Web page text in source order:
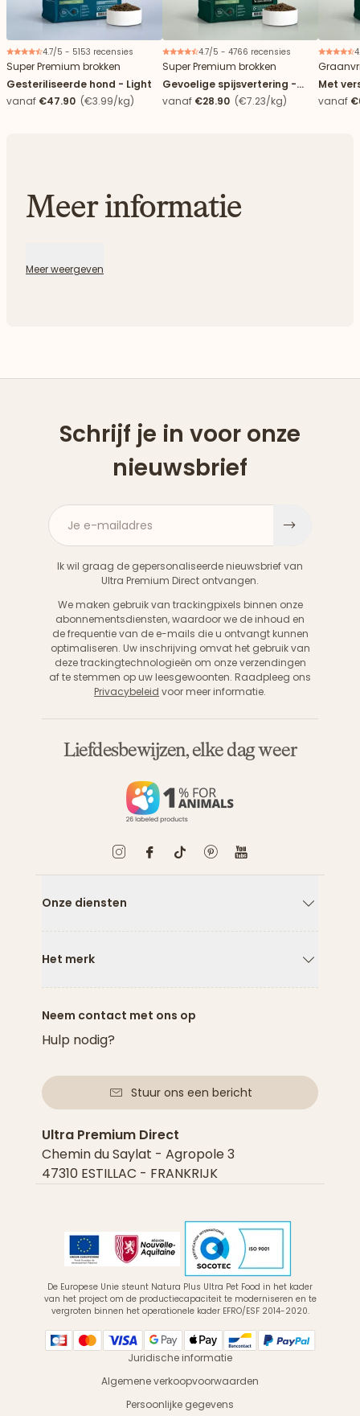
4.7/5 - 5153 recensies
Super Premium brokken
Gesteriliseerde hond - Light
vanaf €47.90 (€3.99/kg)
4.7/5 - 4766 recensies
Super Premium brokken
Gevoelige spijsvertering -
Alle groottes
vanaf €28.90 (€7.23/kg)
Met
hond
vanaf
Meer informatie
Meer weergeven
Schrijf je in voor onze
nieuwsbrief
Je e-mailadres
Ik wil graag de gepersonaliseerde nieuwsbrief van
Ultra Premium Direct ontvangen.
We maken gebruik van trackingpixels binnen onze
abonnementsdiensten, waardoor we de inhoud en
de frequentie van de e-mails die u ontvangt kunnen
optimaliseren. Uw inschrijving omvat het gebruik van
deze trackingtechnologieën om onze verzendingen
af te stemmen op uw leesgewoonten. Raadpleeg ons
Privacybeleid voor meer informatie.
Liefdesbewijzen, elke dag weer
Onze diensten
Het merk
Neem contact met ons op
Hulp nodig?
Stuur ons een bericht
Ultra Premium Direct
Chemin du Saylat - Agropole 3
47310 ESTILLAC - FRANKRIJK
De Europese Unie steunt Natura Plus Ultra Pet Food in het kader
van het project om de productiecapaciteit te moderniseren en te
vergroten binnen het operationele kader EFRO/ESF 2014-2020.
Juridische informatie
Algemene verkoopvoorwaarden
Persoonlijke gegevens